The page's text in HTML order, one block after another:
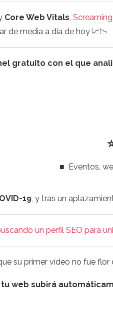
Core Web Vitals
de media a día de hoy 📈📉
gratuito con el que
■ Eventos,
19 , y tras un
un perfil SEO para
su primer vídeo no fue flor
tu web subirá